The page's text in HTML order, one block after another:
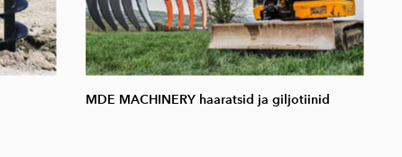
MDE MACHINERY haaratsid ja giljotiinid